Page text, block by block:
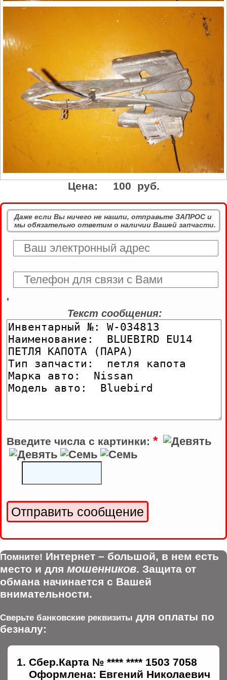
Цена: 100 руб.
Даже если Вы ничего не нашли, отправьте ЗАПРОС и
мы обязательно ответим о наличии Вашей запчасти.
'
Текст сообщения:
Введите числа с картинки: *
Помните! Интернет – большой, в нем есть
место и для мошенников. Защита от
обмана начинается с Вашей
внимательности.
Сверьте банковские реквизиты для оплаты по
безналу:
Сбер.Карта № **** **** 1503 7058
Оформлена: Евгений Николаевич